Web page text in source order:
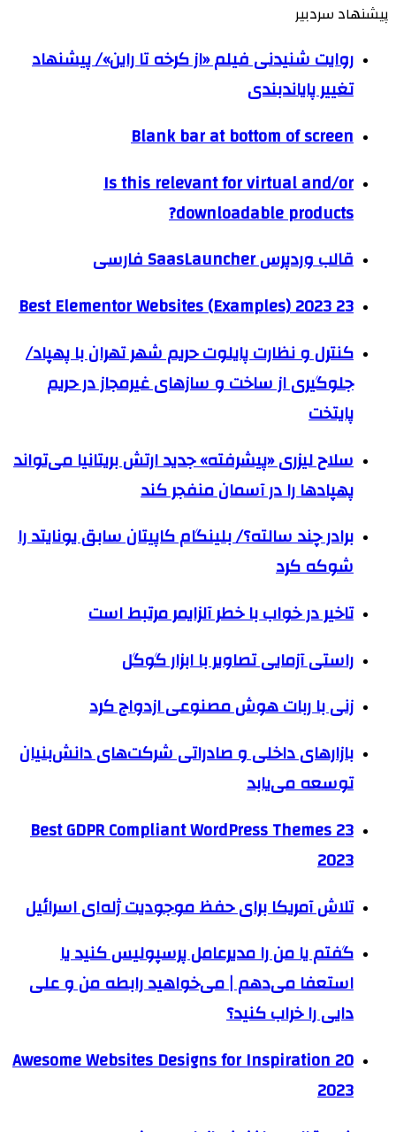
پیشنهاد سردبیر
روایت شنیدنی فیلم «از کرخه تا راین»/ پیشنهاد
تغییر پایاندبندی
Blank bar at bottom of screen
Is this relevant for virtual and/or
downloadable products?
قالب وردپرس SaasLauncher فارسی
23 Best Elementor Websites (Examples) 2023
کنترل و نظارت پایلوت حریم شهر تهران با پهپاد/
جلوگیری از ساخت و سازهای غیرمجاز در حریم
پایتخت
سلاح لیزری «پیشرفته‌» جدید ارتش بریتانیا می‌تواند
پهپادها را در آسمان منفجر کند
برادر چند سالته؟/ بلینگام کاپیتان سابق یونایتد را
شوکه کرد
تاخیر در خواب با خطر آلزایمر مرتبط است
راستی آزمایی تصاویر با ابزار گوگل
زنی با ربات هوش مصنوعی ازدواج کرد
بازارهای داخلی و صادراتی شرکت‌های دانش‌بنیان
توسعه می‌یابد
23 Best GDPR Compliant WordPress Themes
2023
تلاش آمریکا برای حفظ موجودیت ژله‌ای اسرائیل
گفتم یا من را مدیرعامل پرسپولیس کنید یا
استعفا می‌دهم | می‌خواهید رابطه من و علی
دایی را خراب کنید؟
20 Awesome Websites Designs for Inspiration
2023